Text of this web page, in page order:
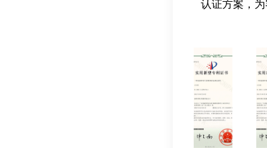
仪检测)。
核心设备
高精度编码器(分辨率≤1
扭矩传感器(量程覆盖
振动分析仪(频域分析齿
恒温恒湿试验箱(环境模
辅助工具
润滑油金属颗粒计数器(
红外热成像仪(温升分布
认证方案，